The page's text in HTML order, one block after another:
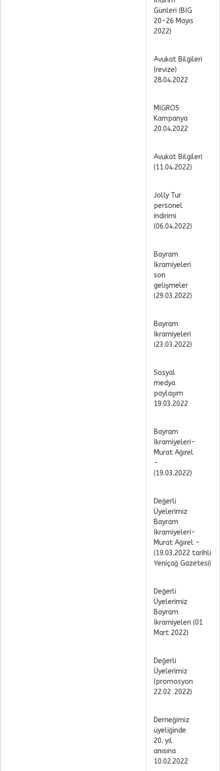
Günleri (BİG
20-26 Mayıs
2022)
Avukat Bilgileri
(revize)
28.04.2022
MİGROS
Kampanya
20.04.2022
Avukat Bilgileri
(11.04.2022)
Jolly Tur
personel
indirimi
(06.04.2022)
Bayram
İkramiyeleri
son
gelişmeler
(29.03.2022)
Bayram
İkramiyeleri
(23.03.2022)
Sosyal
medya
paylaşım
19.03.2022
Bayram
İkramiyeleri-
Murat Ağırel
-
(19.03.2022)
Değerli
Üyelerimiz
Bayram
İkramiyeleri-
Murat Ağırel -
(19.03.2022 tarihli
Yeniçağ Gazetesi)
Değerli
Üyelerimiz
Bayram
İkramiyeleri (01
Mart 2022)
Değerli
Üyelerimiz
(promosyon
22.02 .2022)
Derneğimiz
üyeliğinde
20. yıl
anısına
10.02.2022